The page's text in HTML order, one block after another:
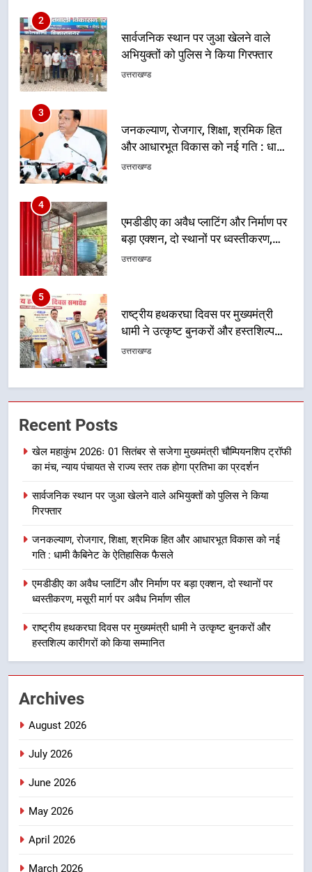
अभियुक्तों को पुलिस ने किया गिरफ्तार
उत्तराखण्ड
3
कैबिनेट के ऐतिहासिक फैसले
उत्तराखण्ड
4
बड़ा एक्शन, दो स्थानों पर ध्वस्तीकरण,
मसूरी मार्ग पर अवैध निर्माण सील
उत्तराखण्ड
5
कारीगरों को किया सम्मानित
उत्तराखण्ड
6
7
मुख्यमंत्री धामी बोले- युवाओं को रोजगार
देना सरकार की सर्वोच्च प्राथमिकता, आने
वाले महीनों में हजारों पदों पर की जाएगी
8
12 किमी ग्रीनफील्ड बाईपास परियोजना
का डीएम ने किया निरीक्षण; समयबद्ध एवं
निर्देश, सुरक्षा मानकों से कोई समझौता
नहींः डीएम
उत्तराखण्ड
1
मुख्यमंत्री चौम्पियनशिप ट्रॉफी का मंच,
2
Recent Posts
खेल महाकुंभ 2026ः 01 सितंबर से सजेगा मुख्यमंत्री चौम्पियनशिप ट्रॉफी
का मंच, न्याय पंचायत से राज्य स्तर तक होगा प्रतिभा का प्रदर्शन
सार्वजनिक स्थान पर जुआ खेलने वाले अभियुक्तों को पुलिस ने किया
गिरफ्तार
जनकल्याण, रोजगार, शिक्षा, श्रमिक हित और आधारभूत विकास को नई
गति : धामी कैबिनेट के ऐतिहासिक फैसले
एमडीडीए का अवैध प्लाटिंग और निर्माण पर बड़ा एक्शन, दो स्थानों पर
ध्वस्तीकरण, मसूरी मार्ग पर अवैध निर्माण सील
राष्ट्रीय हथकरघा दिवस पर मुख्यमंत्री धामी ने उत्कृष्ट बुनकरों और
हस्तशिल्प कारीगरों को किया सम्मानित
Archives
August 2026
July 2026
June 2026
May 2026
April 2026
March 2026